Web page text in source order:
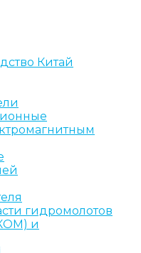
Китай
гидромолотов
и